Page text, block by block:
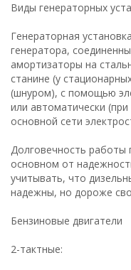
Виды генераторных
Генераторная
генератора,
амортизаторы на
станине (у
(шнуром), с помощью
или автоматически
основной сети
Долговечность работы
основном от
учитывать, что
надежны, но дороже
Бензиновые двигатели
2-тактные: